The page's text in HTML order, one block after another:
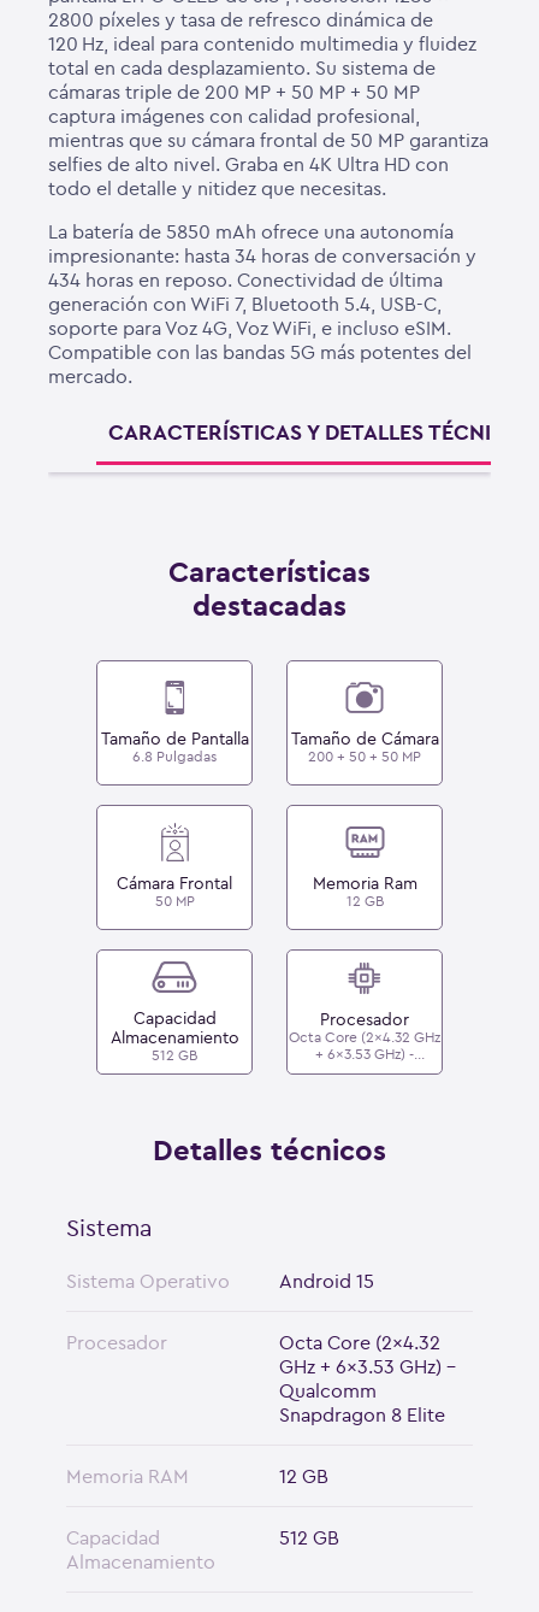
2800 píxeles y tasa de refresco dinámica de
120 Hz, ideal para contenido multimedia y fluidez
total en cada desplazamiento. Su sistema de
cámaras triple de 200 MP + 50 MP + 50 MP
captura imágenes con calidad profesional,
mientras que su cámara frontal de 50 MP garantiza
selfies de alto nivel. Graba en 4K Ultra HD con
todo el detalle y nitidez que necesitas.
La batería de 5850 mAh ofrece una autonomía
impresionante: hasta 34 horas de conversación y
434 horas en reposo. Conectividad de última
generación con WiFi 7, Bluetooth 5.4, USB-C,
soporte para Voz 4G, Voz WiFi, e incluso eSIM.
Compatible con las bandas 5G más potentes del
mercado.
CARACTERÍSTICAS Y DETALLES TÉCNICOS
Características
destacadas
Tamaño de Pantalla
6.8 Pulgadas
Tamaño de Cámara
200 + 50 + 50 MP
Cámara Frontal
50 MP
Memoria Ram
12 GB
Capacidad
Almacenamiento
512 GB
Procesador
Octa Core (2x4.32 GHz
+ 6x3.53 GHz) -
Qualcomm
Detalles técnicos
Sistema
Sistema Operativo Android 15
Procesador
Octa Core (2x4.32
GHz + 6x3.53 GHz) -
Qualcomm
Snapdragon 8 Elite
Memoria RAM 12 GB
Capacidad
Almacenamiento
512 GB